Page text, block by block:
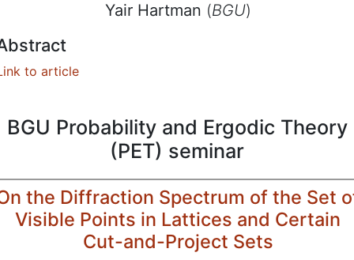
Yair Hartman (BGU)
to article
BGU Probability and Ergodic Theory
(PET) seminar
the Diffraction Spectrum of the Set
Visible Points in Lattices and Certain
Cut-and-Project Sets